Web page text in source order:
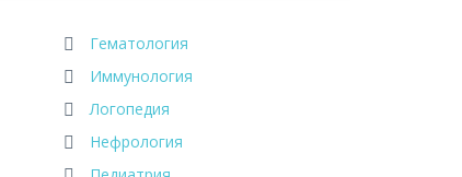
Гематология
Иммунология
Логопедия
Нефрология